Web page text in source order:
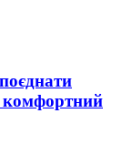
комфортний